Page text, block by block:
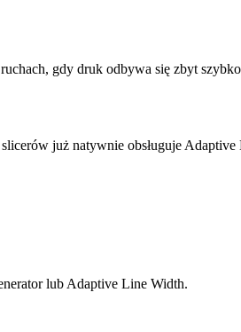
gdy druk odbywa się zbyt
już natywnie obsługuje
lub Adaptive Line Width.